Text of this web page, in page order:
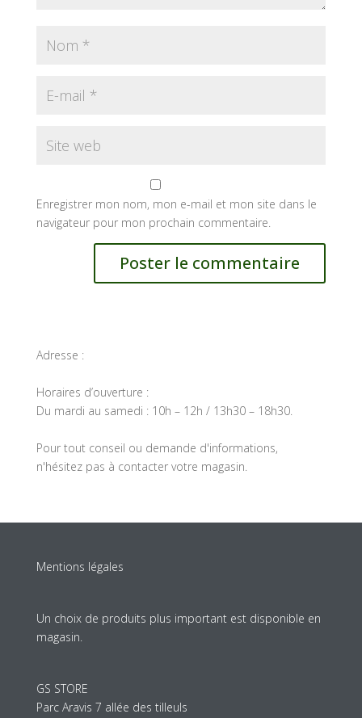
Enregistrer mon nom, mon e-mail et mon site dans le
navigateur pour mon prochain commentaire.
Adresse :
Horaires d’ouverture :
Du mardi au samedi : 10h – 12h / 13h30 – 18h30.
Pour tout conseil ou demande d'informations,
n'hésitez pas à contacter votre magasin.
Mentions légales
Un choix de produits plus important est disponible en
magasin.
GS STORE
Parc Aravis 7 allée des tilleuls